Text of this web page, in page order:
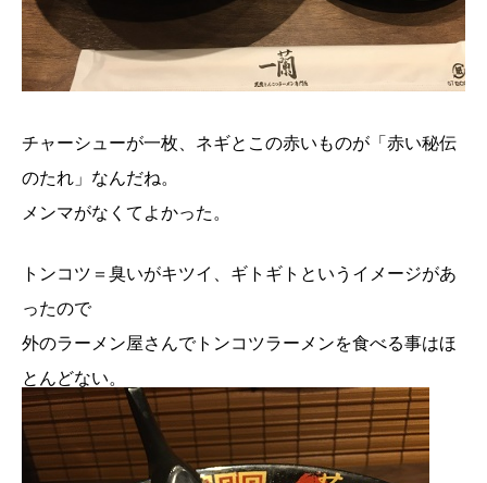
チャーシューが一枚、ネギとこの赤いものが「赤い秘伝
のたれ」なんだね。
メンマがなくてよかった。
トンコツ＝臭いがキツイ、ギトギトというイメージがあ
ったので
外のラーメン屋さんでトンコツラーメンを食べる事はほ
とんどない。